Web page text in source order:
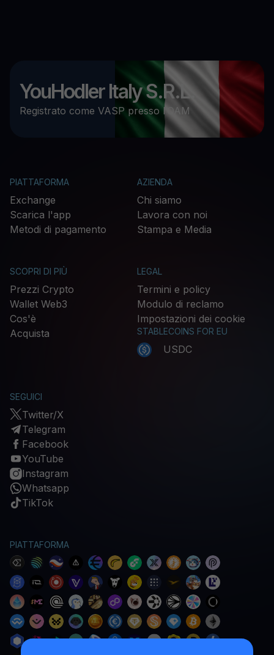
YouHodler Italy S.R.L.
Registrato come VASP presso l’OAM
PIATTAFORMA
Exchange
Scarica l'app
Metodi di pagamento
AZIENDA
Chi siamo
Lavora con noi
Stampa e Media
SCOPRI DI PIÙ
Prezzi Crypto
Wallet Web3
Cos'è
Acquista
LEGAL
Termini e policy
Modulo di reclamo
Impostazioni dei cookie
STABLECOINS FOR EU
USDC
SEGUICI
Twitter/X
Telegram
Facebook
YouTube
Instagram
Whatsapp
TikTok
PIATTAFORMA